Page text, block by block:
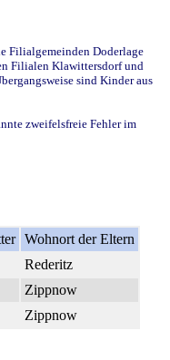
Filialgemeinden Doderlage
Filialen Klawittersdorf und
sind Kinder aus
zweifelsfreie Fehler im
Wohnort der Eltern
Rederitz
Zippnow
Zippnow